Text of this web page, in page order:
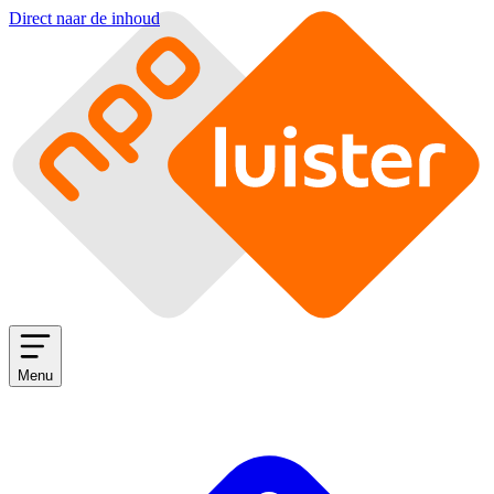
Direct naar de inhoud
Menu